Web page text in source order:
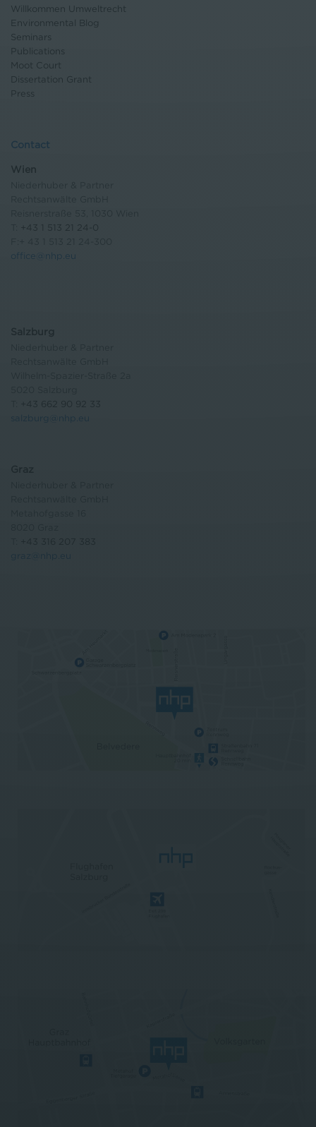
Willkommen Umweltrecht
Environmental Blog
Seminars
Publications
Moot Court
Dissertation Grant
Press
Contact
Wien
+43 1 513 21 24-0
office@nhp.eu
Salzburg
salzburg@nhp.eu